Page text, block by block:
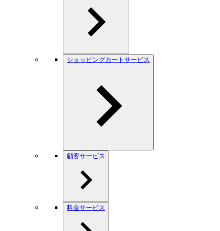
ショッピングカートサービス
顧客サービス
料金サービス